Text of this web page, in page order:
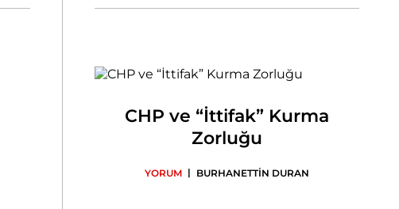
CHP ve “İttifak” Kurma
Zorluğu
YORUM | BURHANETTİN DURAN